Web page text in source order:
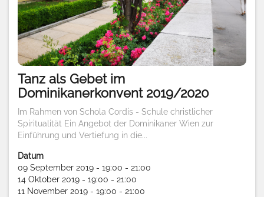
Tanz als Gebet im
Dominikanerkonvent 2019/2020
Im Rahmen von Schola Cordis - Schule christlicher
Spiritualität Ein Angebot der Dominikaner Wien zur
Einführung und Vertiefung in die...
Datum
09 September 2019 - 19:00 - 21:00
14 Oktober 2019 - 19:00 - 21:00
11 November 2019 - 19:00 - 21:00